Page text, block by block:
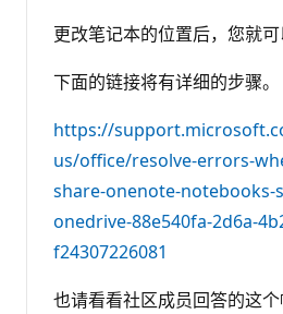
更改笔记本的位置后，您就可
下面的链接将有详细的步骤。
https://
us/office/resolve-errors-
share-onenote-notebooks-
onedrive-88e540fa-2d6a-
f24307226081
也请看看社区成员回答的这个